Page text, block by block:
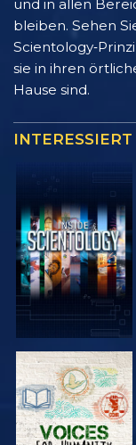
und in allen
bleiben. Sehen
sie in ihren
Hause sind.
INTERESSIERT
SERIE
ENTDECKEN